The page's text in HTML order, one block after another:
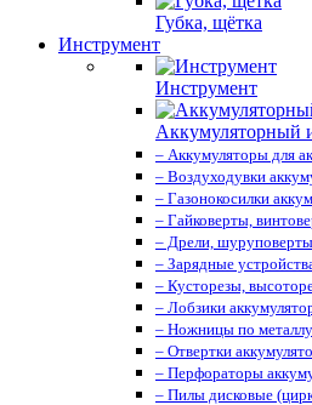
Губка, щётка
Инструмент
Инструмент
Аккумуляторный
– Аккумуляторы для
– Воздуходувки
– Газонокосилки
– Гайковерты,
– Дрели,
– Зарядные
– Кусторезы,
– Лобзики
– Ножницы по
– Отвертки
– Перфораторы
– Пилы дисковые